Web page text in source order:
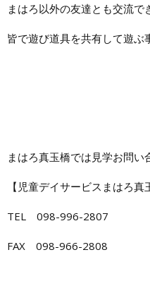
まはろ以外の友達とも交流で
皆で遊び道具を共有して遊ぶ
まはろ真玉橋では見学お問い
【児童デイサービスまはろ真
TEL 098-996-2807
FAX 098-966-2808